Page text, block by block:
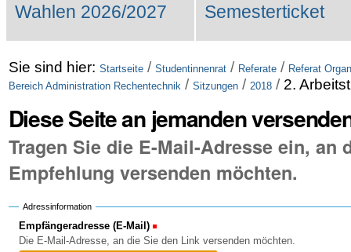
Wahlen 2026/2027 Semesterticket
Sie sind hier: Startseite / Studentinnenrat / Referate / Referat
Bereich Administration Rechentechnik / Sitzungen / 2018 / 2.
Diese Seite an jemanden
Tragen Sie die E-Mail-Adresse ein, an
Empfehlung versenden möchten.
Adressinformation
Empfängeradresse (E-Mail)
Die E-Mail-Adresse, an die Sie den Link versenden möchten.